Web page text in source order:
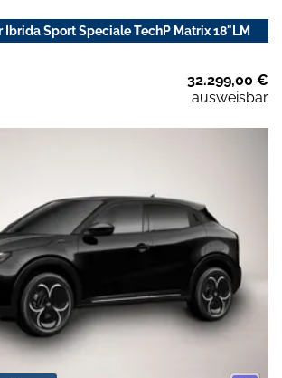
Ibrida Sport Speciale TechP Matrix 18"LM
32.299,00 €
ausweisbar